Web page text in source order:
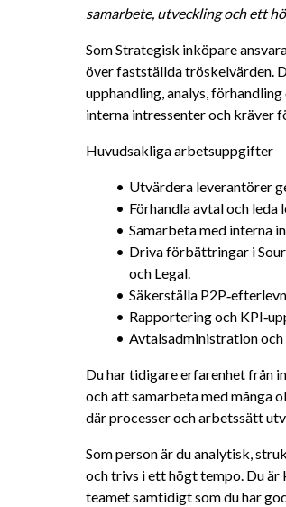
samarbete, utveckling och ett
Som Strategisk inköpare
över fastställda tröskelvärden.
upphandling, analys,
interna intressenter och kräver
Huvudsakliga arbetsuppgifter
Utvärdera leverantörer
Förhandla avtal och leda
Samarbeta med interna
Driva förbättringar i
och Legal.
Säkerställa
Rapportering och
Avtalsadministration
Du har tidigare erfarenhet från
och att samarbeta med många
där processer och arbetssätt
Som person är du analytisk,
och trivs i ett högt tempo. Du
teamet samtidigt som du har